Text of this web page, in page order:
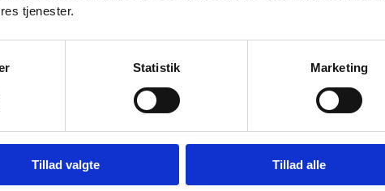
tjenester.
Statistik Marketing
Tillad valgte Tillad alle
udfylde denne formular:
en mail, hvor du skal bekræfte, at du ønsker at modtage ercnyt.
Forskningsstyrelsens rådgivningsservices om Horizon Europe